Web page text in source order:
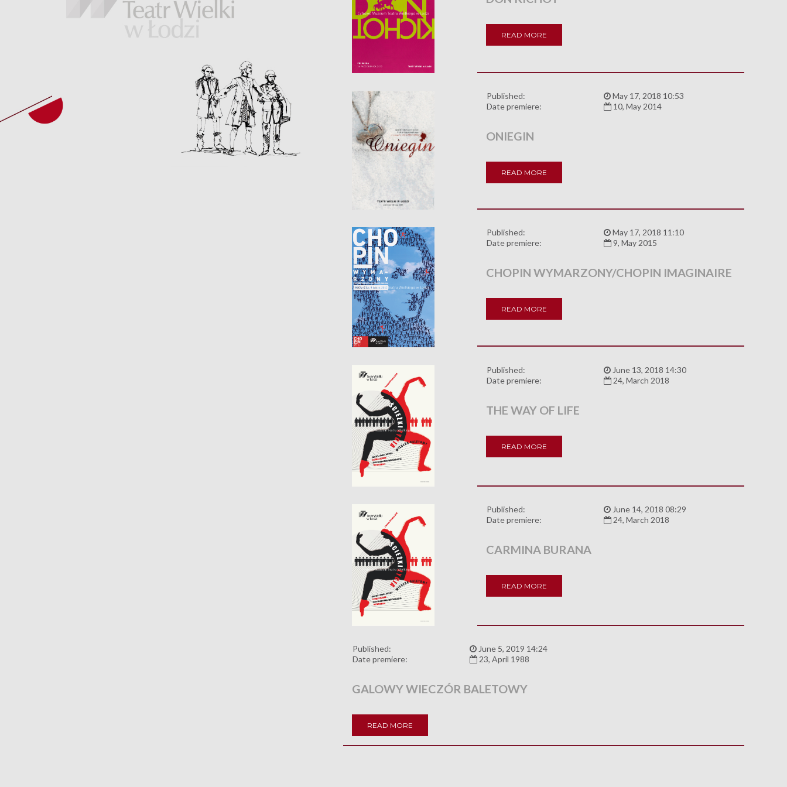
READ MORE
Published:
May 17, 2018 10:53
Date premiere:
10, May 2014
ONIEGIN
READ MORE
Published:
May 17, 2018 11:10
Date premiere:
9, May 2015
CHOPIN WYMARZONY/CHOPIN IMAGINAIRE
READ MORE
Published:
June 13, 2018 14:30
Date premiere:
24, March 2018
THE WAY OF LIFE
READ MORE
Published:
June 14, 2018 08:29
Date premiere:
24, March 2018
CARMINA BURANA
READ MORE
Published:
June 5, 2019 14:24
Date premiere:
23, April 1988
GALOWY WIECZÓR BALETOWY
READ MORE